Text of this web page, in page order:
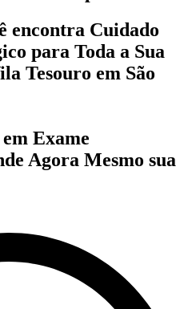
encontra Cuidado
para Toda a Sua
Tesouro em São
Exame
Agora Mesmo sua